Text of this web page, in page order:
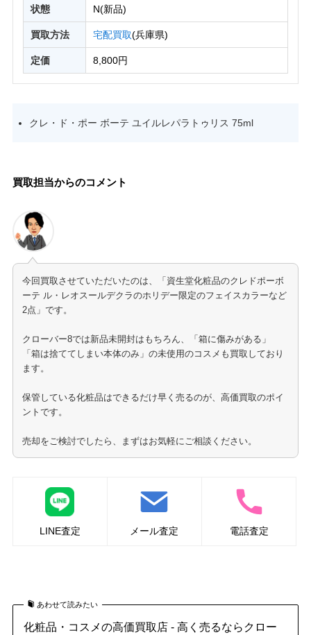
状態 N(新品)
買取方法 宅配買取(兵庫県)
定価 8,800円
クレ・ド・ポー ボーテ ユイルレパラトゥリス 75ml
買取担当からのコメント
今回買取させていただいたのは、「資生堂化粧品のクレドポーボ
ーテ ル・レオスールデクラのホリデー限定のフェイスカラーなど
2点」です。
クローバー8では新品未開封はもちろん、「箱に傷みがある」
「箱は捨ててしまい本体のみ」の未使用のコスメも買取しており
ます。
保管している化粧品はできるだけ早く売るのが、高価買取のポイ
ントです。
売却をご検討でしたら、まずはお気軽にご相談ください。
LINE査定 メール査定 電話査定
あわせて読みたい
化粧品・コスメの高価買取店 - 高く売るならクロー